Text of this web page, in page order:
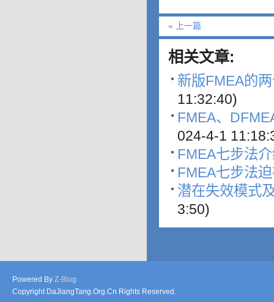
« 上一篇
相关文章:
新版FMEA的
11:32:40)
FMEA、
024-4-1
FMEA七步法
FMEA七步法
潜在失效模式
3:50)
Powered By Z-Blog
Copyright DaJiangTang.Org.Cn Rights Reserved.